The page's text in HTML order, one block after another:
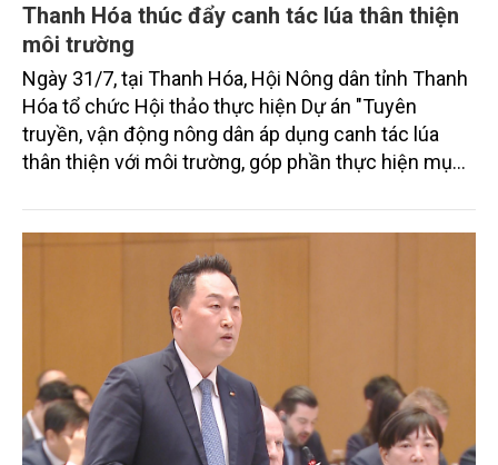
Thanh Hóa thúc đẩy canh tác lúa thân thiện
môi trường
Ngày 31/7, tại Thanh Hóa, Hội Nông dân tỉnh Thanh
Hóa tổ chức Hội thảo thực hiện Dự án "Tuyên
truyền, vận động nông dân áp dụng canh tác lúa
thân thiện với môi trường, góp phần thực hiện mục
trình thu hút sự tham gia của đông đảo đại biểu đến
từ các cơ quan quản lý nhà nước, đơn vị nghiên cứu,
doanh nghiệp, hợp tác xã và nông dân đang trực
tiếp triển khai mô hình sản xuất lúa phát thải thấp.